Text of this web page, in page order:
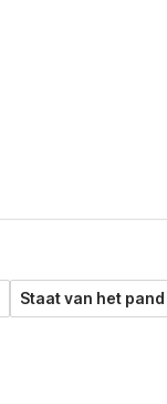
Staat van het pand